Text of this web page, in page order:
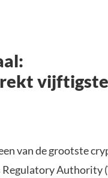
vijftigste
van de grootste
Authority